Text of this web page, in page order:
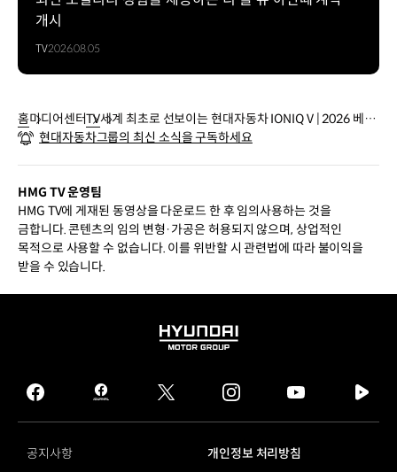
개시
TV2026.08.05
홈미디어센터TV세계 최초로 선보이는 현대자동차 IONIQ V | 2026 베이
징 국제 모터쇼
현대자동차그룹의 최신 소식을 구독하세요
HMG TV 운영팀
HMG TV에 게재된 동영상을 다운로드 한 후 임의사용하는 것을
금합니다. 콘텐츠의 임의 변형·가공은 허용되지 않으며, 상업적인
목적으로 사용할 수 없습니다. 이를 위반할 시 관련법에 따라 불이익을
받을 수 있습니다.
HYUNDAI
GROUP
facebook
hmg
journal
twitter instagram
tv
공지사항
개인정보 처리방침